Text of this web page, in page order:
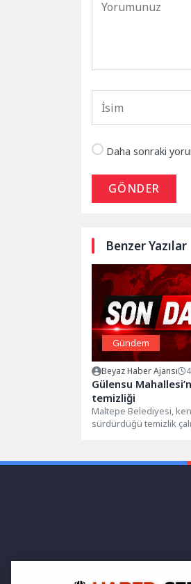
Daha sonraki
GÖNDER
Benzer Yazılar
Gündem
Beyaz Haber Ajansı
Gülensu
temizliği
Maltepe Belediyesi,
sürdürdüğü temizlik
Yapılan...